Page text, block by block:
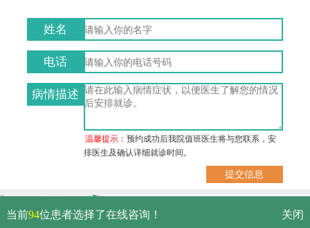
姓名
电话
病情描述
温馨提示：预约成功后我院值班医生将与您联系，安
排医生及确认详细就诊时间。
武汉市硚口区解放大道479号
免费电话：
当前94位患者选择了在线咨询！ 关闭